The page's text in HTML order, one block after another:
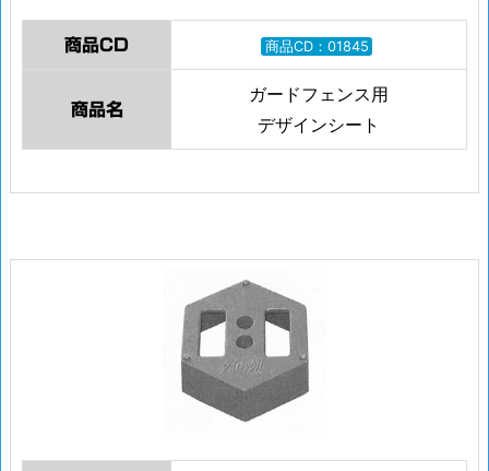
商品CD 商品CD：01845
商品名
ガードフェンス用
デザインシート